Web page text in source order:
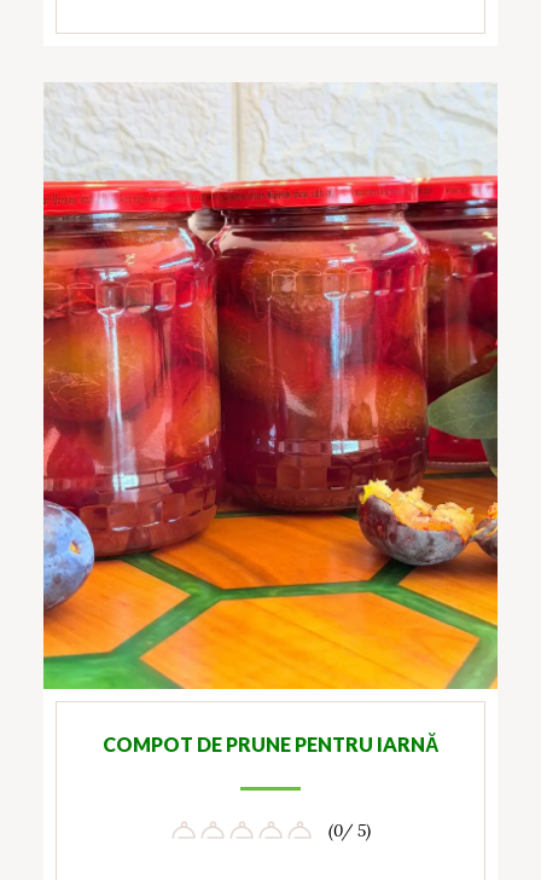
COMPOT DE PRUNE PENTRU IARNĂ
(0/ 5)